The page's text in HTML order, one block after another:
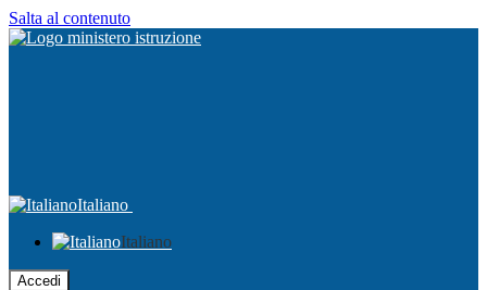
Salta al contenuto
Italiano
Italiano
Accedi